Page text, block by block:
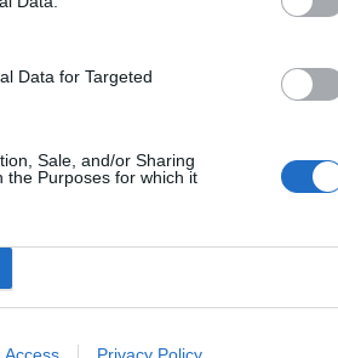
Data for Targeted
Sale, and/or Sharing
the Purposes for which it
Access Privacy Policy
5 août 2026